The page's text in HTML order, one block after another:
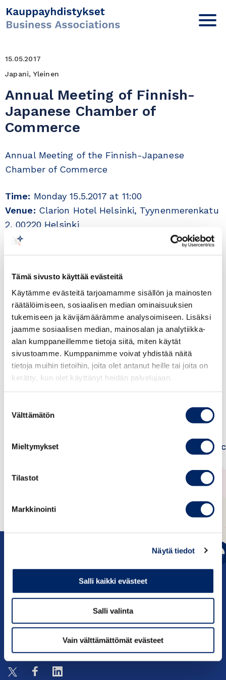
Tämä sivusto käyttää evästeitä
Käytämme evästeitä tarjoamamme sisällön ja mainosten
räätälöimiseen, sosiaalisen median ominaisuuksien
tukemiseen ja kävijämäärämme analysoimiseen. Lisäksi
jaamme sosiaalisen median, mainosalan ja analytiikka-
alan kumppaneillemme tietoja siitä, miten käytät
sivustoamme. Kumppanimme voivat yhdistää näitä
tietoja muihin tietoihin, joita olet antanut heille tai joita on
kerätty, kun olet käyttänyt heidän palvelujaan.
valinta
Välttämätön
Mieltymykset
Tilastot
Markkinointi
Näytä tiedot
Salli kaikki evästeet
Salli valinta
Vain välttämättömät evästeet
15.05.2017
Japani, Yleinen
Annual Meeting of Finnish-
Japanese Chamber of
Commerce
Annual Meeting of the Finnish-Japanese
Chamber of Commerce
Time: Monday 15.5.2017 at 11:00
Venue: Clarion Hotel Helsinki, Tyynenmerenkatu
2, 00220 Helsinki
Siukosaari, Embassy of Finland in Japan, speak
at the annual meeting.
We will charge 35 euros for the luncheon
afterwards.
Please confirm your participation by 8.5.
https://www.lyyti.fi/reg/fjccam2017or tel: 09-
4242 6228.
the opportunity to attend the Team Finland
Welcome!
c/o Keskuskauppakamari PL 1000, 00101
Yhteystiedot
Seuraa meitä: